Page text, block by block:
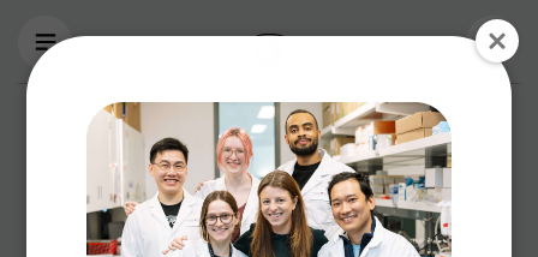
Aller au contenu principal
La Fondation de
l’Institut
Thoracique